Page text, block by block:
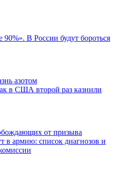
90%». В России будут бороться
в США второй раз казнили
в армию: список диагнозов и